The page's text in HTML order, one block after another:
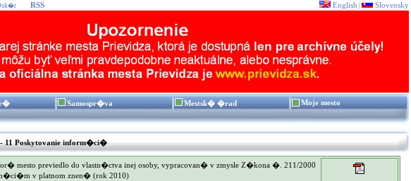
English Slovensky
RSS
Samospr�va Mestsk� �rad Moje mesto
11 Poskytovanie inform�ci�
mesto previedlo do vlastn�ctva inej osoby, vypracovan� v zmysle Z�kona �. 211/2000
v platnom znen� (rok 2010)